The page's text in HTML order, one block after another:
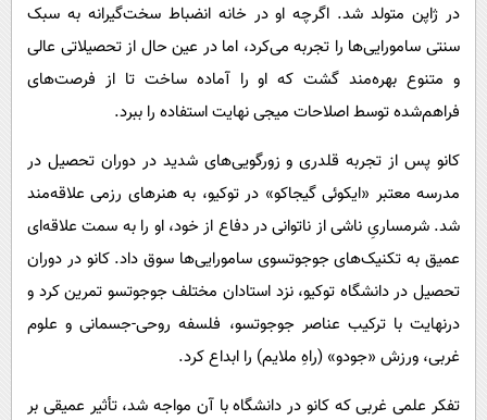
در ژاپن متولد شد. اگرچه او در خانه انضباط سخت‌گیرانه به سبک
سنتی سامورایی‌ها را تجربه می‌کرد، اما در عین حال از تحصیلاتی عالی
و متنوع بهره‌مند گشت که او را آماده ساخت تا از فرصت‌های
فراهم‌شده توسط اصلاحات میجی نهایت استفاده را ببرد.
کانو پس از تجربه‌ قلدری و زورگویی‌های شدید در دوران تحصیل در
مدرسه معتبر «ایکوئی گیجاکو» در توکیو، به هنرهای رزمی علاقه‌مند
شد. شرمساریِ ناشی از ناتوانی در دفاع از خود، او را به سمت علاقه‌ای
عمیق به تکنیک‌های جوجوتسوی سامورایی‌ها سوق داد. کانو در دوران
تحصیل در دانشگاه توکیو، نزد استادان مختلف جوجوتسو تمرین کرد و
درنهایت با ترکیب عناصر جوجوتسو، فلسفه روحی-جسمانی و علوم
غربی، ورزش «جودو» (راهِ ملایم) را ابداع کرد.
تفکر علمی غربی که کانو در دانشگاه با آن مواجه شد، تأثیر عمیقی بر